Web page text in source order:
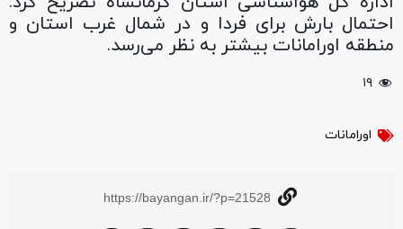
احتمال بارش برای فردا و در شمال غرب استان و
منطقه اورامانات بیشتر به نظر می‌رسد.
۱۹
اورامانات
https://bayangan.ir/?p=21528